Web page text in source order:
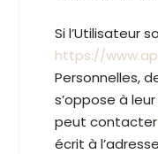
Si l’Utilisateur
https://
Personnelles,
s’oppose à
peut contacter
écrit à